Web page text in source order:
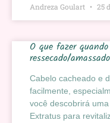
Andreza Goulart 25
O que fazer
ressecado/
Cabelo cacheado e
facilmente,
você descobrirá
Extratus para